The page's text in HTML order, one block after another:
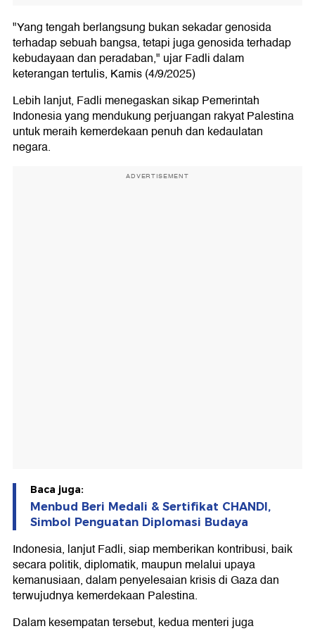
"Yang tengah berlangsung bukan sekadar genosida
terhadap sebuah bangsa, tetapi juga genosida terhadap
kebudayaan dan peradaban," ujar Fadli dalam
keterangan tertulis, Kamis (4/9/2025)
Lebih lanjut, Fadli menegaskan sikap Pemerintah
Indonesia yang mendukung perjuangan rakyat Palestina
untuk meraih kemerdekaan penuh dan kedaulatan
negara.
ADVERTISEMENT
Baca juga:
Menbud Beri Medali & Sertifikat CHANDI,
Simbol Penguatan Diplomasi Budaya
Indonesia, lanjut Fadli, siap memberikan kontribusi, baik
secara politik, diplomatik, maupun melalui upaya
kemanusiaan, dalam penyelesaian krisis di Gaza dan
terwujudnya kemerdekaan Palestina.
Dalam kesempatan tersebut, kedua menteri juga